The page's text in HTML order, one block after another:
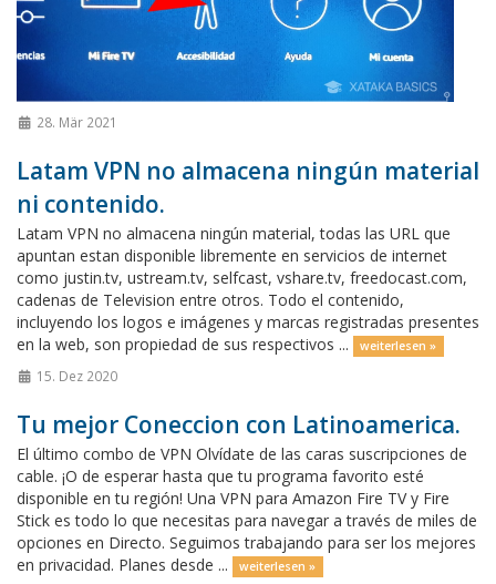
28. Mär 2021
Latam VPN no almacena ningún material
ni contenido.
Latam VPN no almacena ningún material, todas las URL que
apuntan estan disponible libremente en servicios de internet
como justin.tv, ustream.tv, selfcast, vshare.tv, freedocast.com,
cadenas de Television entre otros. Todo el contenido,
incluyendo los logos e imágenes y marcas registradas presentes
en la web, son propiedad de sus respectivos ...
weiterlesen »
15. Dez 2020
Tu mejor Coneccion con Latinoamerica.
El último combo de VPN Olvídate de las caras suscripciones de
cable. ¡O de esperar hasta que tu programa favorito esté
disponible en tu región! Una VPN para Amazon Fire TV y Fire
Stick es todo lo que necesitas para navegar a través de miles de
opciones en Directo. Seguimos trabajando para ser los mejores
en privacidad. Planes desde ...
weiterlesen »